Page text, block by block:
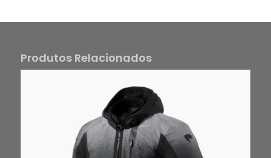
Produtos Relacionados